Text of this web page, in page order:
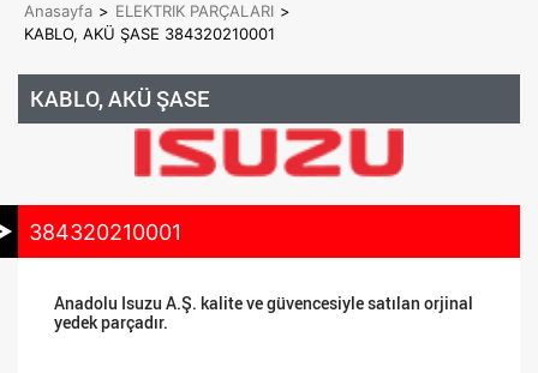
Anasayfa > ELEKTRIK PARÇALARI >
KABLO, AKÜ ŞASE 384320210001
KABLO, AKÜ ŞASE
384320210001
Anadolu Isuzu A.Ş. kalite ve güvencesiyle satılan orjinal
yedek parçadır.